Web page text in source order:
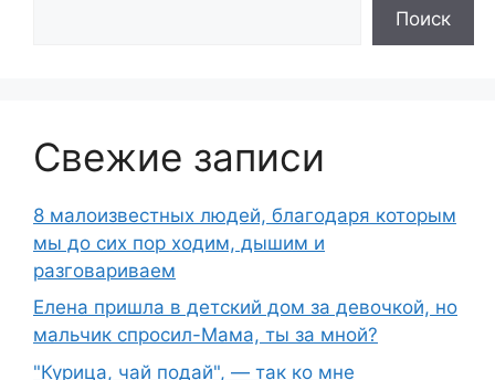
Поиск
Свежие записи
8 малоизвестных людей, благодаря которым
мы до сих пор ходим, дышим и
разговариваем
Елена пришла в детский дом за девочкой, но
мальчик спросил-Мама, ты за мной?
"Курица, чай подай", — так ко мне